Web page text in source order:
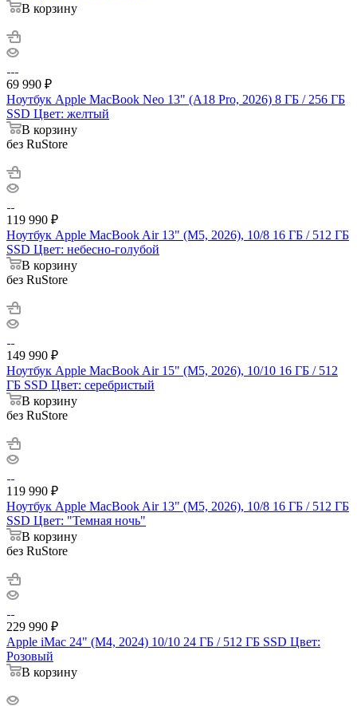
В корзину
69 990 ₽
Ноутбук Apple MacBook Neo 13" (A18 Pro, 2026) 8 ГБ / 256 ГБ
SSD Цвет: желтый
В корзину
без RuStore
119 990 ₽
Ноутбук Apple MacBook Air 13" (M5, 2026), 10/8 16 ГБ / 512 ГБ
SSD Цвет: небесно-голубой
В корзину
без RuStore
149 990 ₽
Ноутбук Apple MacBook Air 15" (M5, 2026), 10/10 16 ГБ / 512
ГБ SSD Цвет: серебристый
В корзину
без RuStore
119 990 ₽
Ноутбук Apple MacBook Air 13" (M5, 2026), 10/8 16 ГБ / 512 ГБ
SSD Цвет: "Темная ночь"
В корзину
без RuStore
229 990 ₽
Apple iMac 24" (M4, 2024) 10/10 24 ГБ / 512 ГБ SSD Цвет:
Розовый
В корзину